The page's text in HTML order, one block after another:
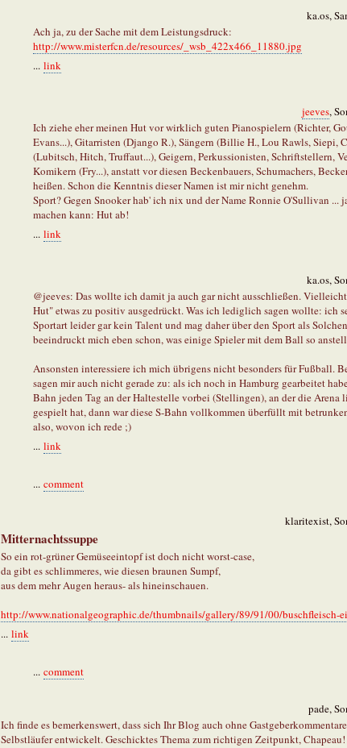
ka.os,
Ach ja, zu der Sache mit dem Leistungsdruck:
http://www.misterfcn.de/resources/_wsb_422x466_11880.jpg
... link
jeeves,
Ich ziehe eher meinen Hut vor wirklich guten Pianospielern (Richter,
Evans...), Gitarristen (Django R.), Sängern (Billie H., Lou Rawls, Siepi,
(Lubitsch, Hitch, Truffaut...), Geigern, Perkussionisten, Schriftstellern,
Komikern (Fry...), anstatt vor diesen Beckenbauers, Schumachers,
heißen. Schon die Kenntnis dieser Namen ist mir nicht genehm.
Sport? Gegen Snooker hab' ich nix und der Name Ronnie O'Sullivan ...
machen kann: Hut ab!
... link
ka.os,
@jeeves: Das wollte ich damit ja auch gar nicht ausschließen.
Hut" etwas zu positiv ausgedrückt. Was ich lediglich sagen wollte: ich
Sportart leider gar kein Talent und mag daher über den Sport als
beeindruckt mich eben schon, was einige Spieler mit dem Ball so
Ansonsten interessiere ich mich übrigens nicht besonders für Fußball.
sagen mir auch nicht gerade zu: als ich noch in Hamburg gearbeitet
Bahn jeden Tag an der Haltestelle vorbei (Stellingen), an der die Arena
gespielt hat, dann war diese S-Bahn vollkommen überfüllt mit
also, wovon ich rede ;)
... link
... comment
klaritexist,
Mitternachtssuppe
So ein rot-grüner Gemüseeintopf ist doch nicht worst-case,
da gibt es schlimmeres, wie diesen braunen Sumpf,
aus dem mehr Augen heraus- als hineinschauen.
http://www.nationalgeographic.de/thumbnails/gallery/89/91/00/buschfleisch-
... link
... comment
pade,
Ich finde es bemerkenswert, dass sich Ihr Blog auch ohne
Selbstläufer entwickelt. Geschicktes Thema zum richtigen Zeitpunkt, Chapeau!